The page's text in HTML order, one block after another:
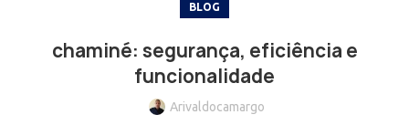
BLOG
chaminé: segurança, eficiência e
funcionalidade
Arivaldocamargo